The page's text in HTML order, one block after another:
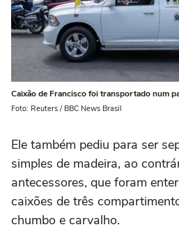
Caixão de Francisco foi transportado num
Foto: Reuters / BBC News Brasil
Ele também pediu para ser
simples de madeira, ao
antecessores, que foram
caixões de três
chumbo e carvalho.